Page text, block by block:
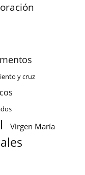
y cruz
Virgen María